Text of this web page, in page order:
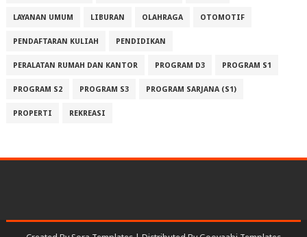
LAYANAN UMUM LIBURAN OLAHRAGA OTOMOTIF
PENDAFTARAN KULIAH PENDIDIKAN
PERALATAN RUMAH DAN KANTOR PROGRAM D3 PROGRAM S1
PROGRAM S2 PROGRAM S3 PROGRAM SARJANA (S1)
PROPERTI REKREASI